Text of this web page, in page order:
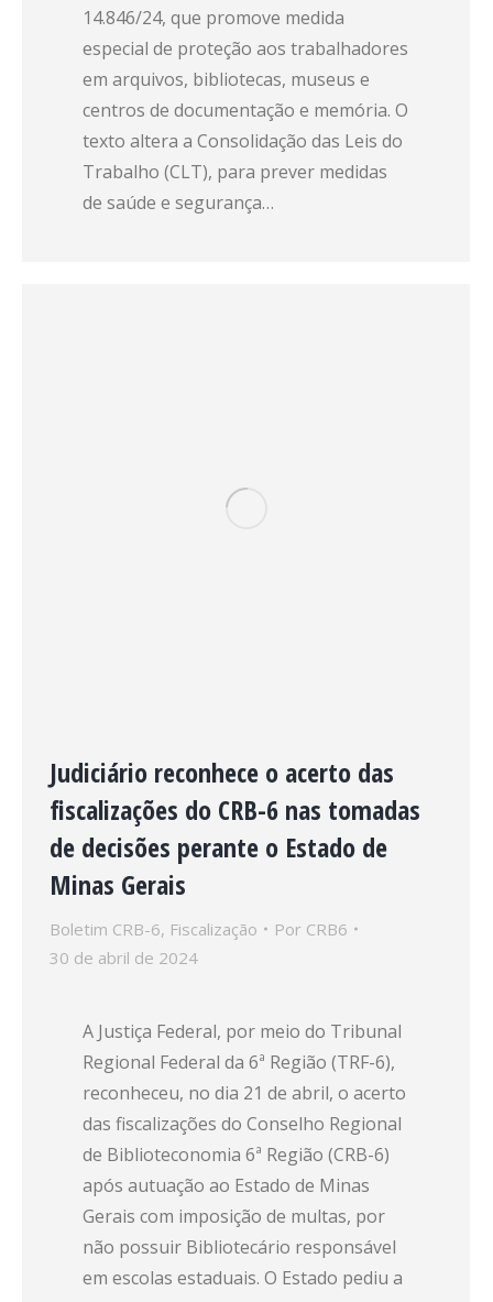
14.846/24, que promove medida
especial de proteção aos trabalhadores
em arquivos, bibliotecas, museus e
centros de documentação e memória. O
texto altera a Consolidação das Leis do
Trabalho (CLT), para prever medidas
de saúde e segurança…
Judiciário reconhece o acerto das
fiscalizações do CRB-6 nas tomadas
de decisões perante o Estado de
Minas Gerais
Boletim CRB-6, Fiscalização Por CRB6
30 de abril de 2024
A Justiça Federal, por meio do Tribunal
Regional Federal da 6ª Região (TRF-6),
reconheceu, no dia 21 de abril, o acerto
das fiscalizações do Conselho Regional
de Biblioteconomia 6ª Região (CRB-6)
após autuação ao Estado de Minas
Gerais com imposição de multas, por
não possuir Bibliotecário responsável
em escolas estaduais. O Estado pediu a